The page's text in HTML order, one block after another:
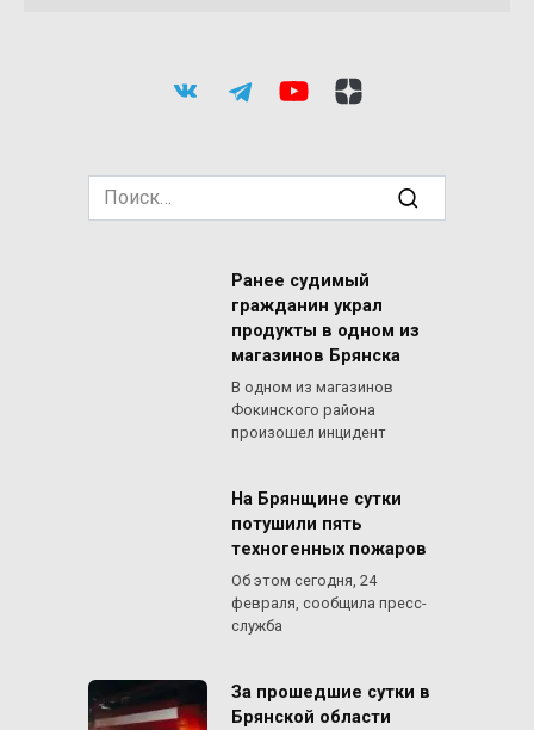
Search
for:
Ранее судимый
гражданин украл
продукты в одном из
магазинов Брянска
В одном из магазинов
Фокинского района
произошел инцидент
На Брянщине сутки
потушили пять
техногенных пожаров
Об этом сегодня, 24
февраля, сообщила пресс-
служба
За прошедшие сутки в
Брянской области